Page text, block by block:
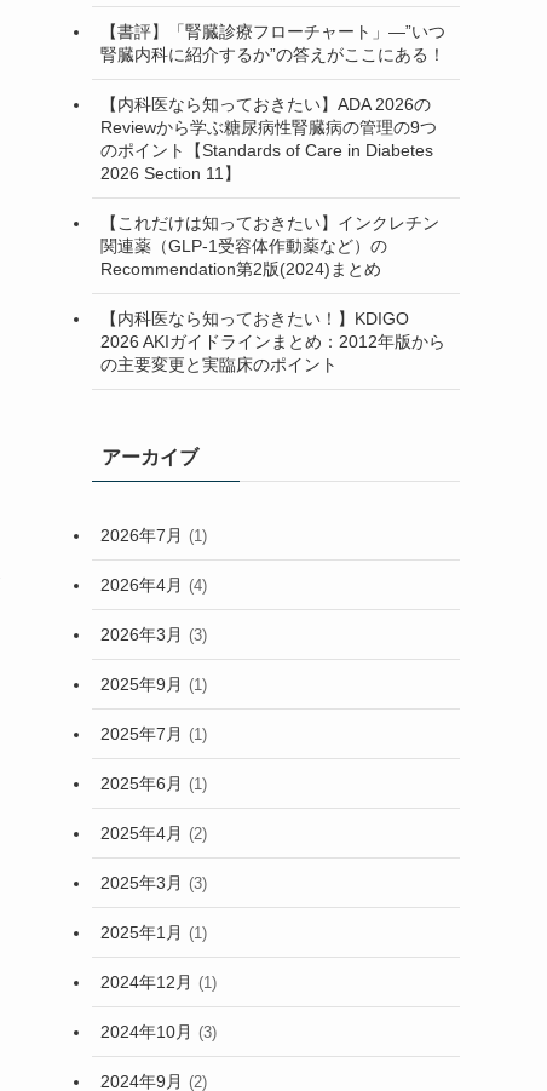
(1)
(1)
(4)
(3)
(1)
(2)
(7)
(3)
【書評】「腎臓診療フローチャート」—”いつ
腎臓内科に紹介するか”の答えがここにある！
【内科医なら知っておきたい】ADA 2026の
Reviewから学ぶ糖尿病性腎臓病の管理の9つ
のポイント【Standards of Care in Diabetes
2026 Section 11】
【これだけは知っておきたい】インクレチン
関連薬（GLP-1受容体作動薬など）の
Recommendation第2版(2024)まとめ
【内科医なら知っておきたい！】KDIGO
2026 AKIガイドラインまとめ：2012年版から
の主要変更と実臨床のポイント
アーカイブ
2026年7月 (1)
2026年4月 (4)
2026年3月 (3)
2025年9月 (1)
2025年7月 (1)
2025年6月 (1)
2025年4月 (2)
2025年3月 (3)
2025年1月 (1)
2024年12月 (1)
2024年10月 (3)
2024年9月 (2)